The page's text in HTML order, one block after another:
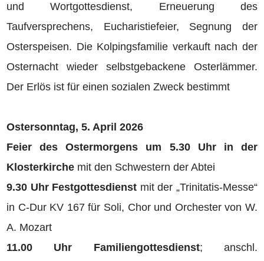
und Wortgottesdienst, Erneuerung des
Taufversprechens, Eucharistiefeier, Segnung der
Osterspeisen. Die Kolpingsfamilie verkauft nach der
Osternacht wieder selbstgebackene Osterlämmer.
Der Erlös ist für einen sozialen Zweck bestimmt
Ostersonntag, 5. April 2026
Feier des Ostermorgens um 5.30 Uhr in der
Klosterkirche mit den Schwestern der Abtei
9.30 Uhr Festgottesdienst mit der „Trinitatis-Messe“
in C-Dur KV 167 für Soli, Chor und Orchester von W.
A. Mozart
11.00 Uhr Familiengottesdienst; anschl.